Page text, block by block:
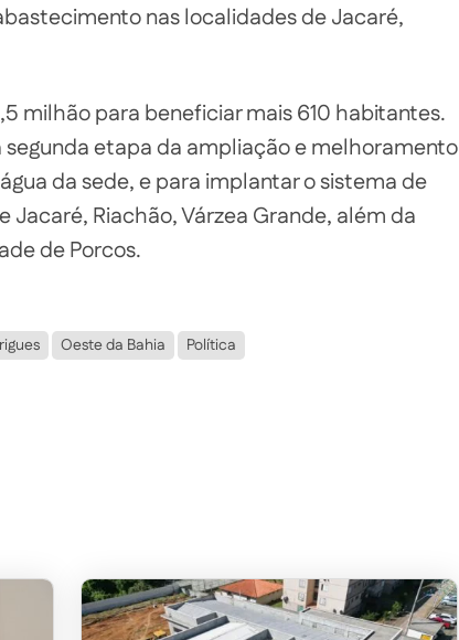
nas localidades de Jacaré,
milhão para beneficiar mais 610 habitantes.
segunda etapa da ampliação e melhoramento
da sede, e para implantar o sistema de
Riachão, Várzea Grande, além da
de Porcos.
Oeste da Bahia Política